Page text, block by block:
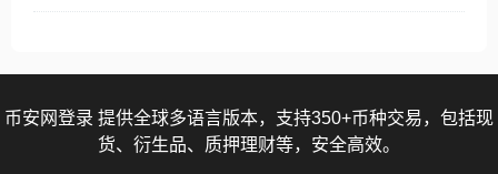
币安网登录 提供全球多语言版本，支持350+币种交易，包括现
货、衍生品、质押理财等，安全高效。